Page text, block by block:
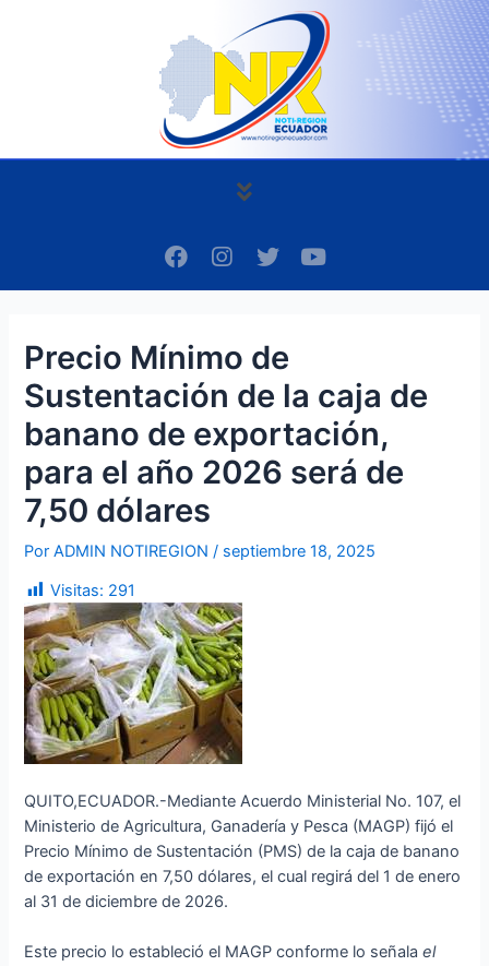
Menú
F
a
c
o
o
k
I
n
s
g
a
m
T
w
i
e
Y
o
u
Precio Mínimo de
Sustentación de la caja de
banano de exportación,
para el año 2026 será de
7,50 dólares
PorADMIN NOTIREGION/ septiembre 18, 2025
Visitas: 291
QUITO,ECUADOR.-Mediante Acuerdo Ministerial No. 107, el
Ministerio de Agricultura, Ganadería y Pesca (MAGP) fijó el
Precio Mínimo de Sustentación (PMS) de la caja de banano
de exportación en 7,50 dólares, el cual regirá del 1 de enero
al 31 de diciembre de 2026.
Este precio lo estableció el MAGP conforme lo señala el